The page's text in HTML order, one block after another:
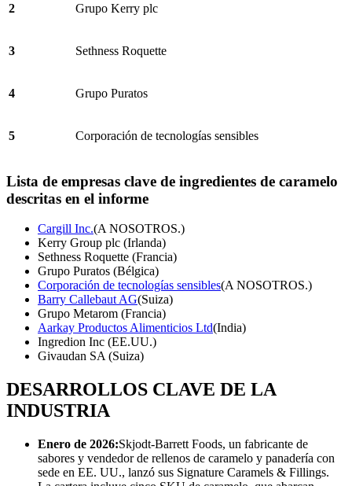
2 Grupo Kerry plc
3 Sethness Roquette
4 Grupo Puratos
5 Corporación de tecnologías sensibles
Lista de empresas clave de ingredientes de caramelo
descritas en el informe
Cargill Inc.(A NOSOTROS.)
Kerry Group plc (Irlanda)
Sethness Roquette (Francia)
Grupo Puratos (Bélgica)
Corporación de tecnologías sensibles(A NOSOTROS.)
Barry Callebaut AG(Suiza)
Grupo Metarom (Francia)
Aarkay Productos Alimenticios Ltd(India)
Ingredion Inc (EE.UU.)
Givaudan SA (Suiza)
DESARROLLOS CLAVE DE LA
INDUSTRIA
Enero de 2026:Skjodt-Barrett Foods, un fabricante de
sabores y vendedor de rellenos de caramelo y panadería con
sede en EE. UU., lanzó sus Signature Caramels & Fillings.